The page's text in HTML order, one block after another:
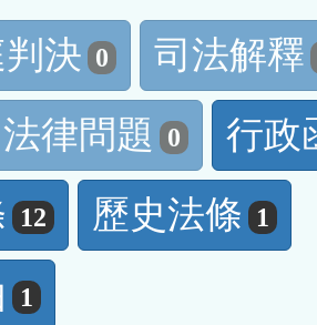
決 0
司法解釋
法律問題 0
行政
12 歷史法條 1
1